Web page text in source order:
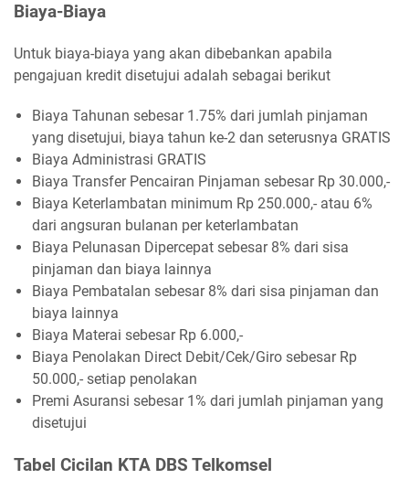
Biaya-Biaya
Untuk biaya-biaya yang akan dibebankan apabila
pengajuan kredit disetujui adalah sebagai berikut
Biaya Tahunan sebesar 1.75% dari jumlah pinjaman
yang disetujui, biaya tahun ke-2 dan seterusnya GRATIS
Biaya Administrasi GRATIS
Biaya Transfer Pencairan Pinjaman sebesar Rp 30.000,-
Biaya Keterlambatan minimum Rp 250.000,- atau 6%
dari angsuran bulanan per keterlambatan
Biaya Pelunasan Dipercepat sebesar 8% dari sisa
pinjaman dan biaya lainnya
Biaya Pembatalan sebesar 8% dari sisa pinjaman dan
biaya lainnya
Biaya Materai sebesar Rp 6.000,-
Biaya Penolakan Direct Debit/Cek/Giro sebesar Rp
50.000,- setiap penolakan
Premi Asuransi sebesar 1% dari jumlah pinjaman yang
disetujui
Tabel Cicilan KTA DBS Telkomsel